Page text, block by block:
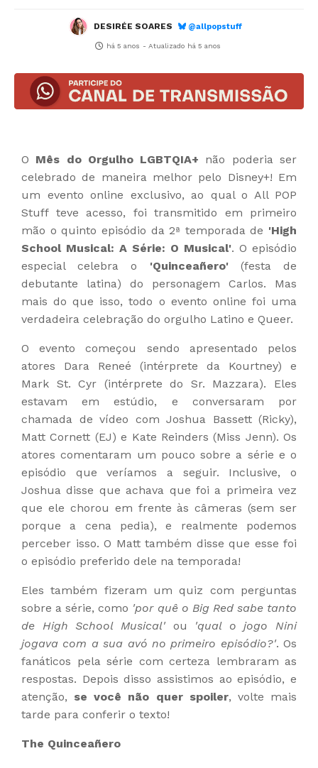
DESIRÉE SOARES @allpopstuff
há 5 anos - Atualizado há 5 anos
O Mês do Orgulho LGBTQIA+ não poderia ser
celebrado de maneira melhor pelo Disney+! Em
um evento online exclusivo, ao qual o All POP
Stuff teve acesso, foi transmitido em primeiro
mão o quinto episódio da 2ª temporada de 'High
School Musical: A Série: O Musical'. O episódio
especial celebra o 'Quinceañero'(festa de
debutante latina) do personagem Carlos. Mas
mais do que isso, todo o evento online foi uma
verdadeira celebração do orgulho Latino e Queer.
O evento começou sendo apresentado pelos
atores Dara Reneé (intérprete da Kourtney) e
Mark St. Cyr (intérprete do Sr. Mazzara). Eles
estavam em estúdio, e conversaram por
chamada de vídeo com Joshua Bassett (Ricky),
Matt Cornett (EJ) e Kate Reinders (Miss Jenn). Os
atores comentaram um pouco sobre a série e o
episódio que veríamos a seguir. Inclusive, o
Joshua disse que achava que foi a primeira vez
que ele chorou em frente às câmeras (sem ser
porque a cena pedia), e realmente podemos
perceber isso. O Matt também disse que esse foi
o episódio preferido dele na temporada!
Eles também fizeram um quiz com perguntas
sobre a série, como 'por quê o Big Red sabe tanto
de High School Musical'ou 'qual o jogo Nini
jogava com a sua avó no primeiro episódio?'. Os
fanáticos pela série com certeza lembraram as
respostas. Depois disso assistimos ao episódio, e
atenção, se você não quer spoiler, volte mais
tarde para conferir o texto!
The Quinceañero